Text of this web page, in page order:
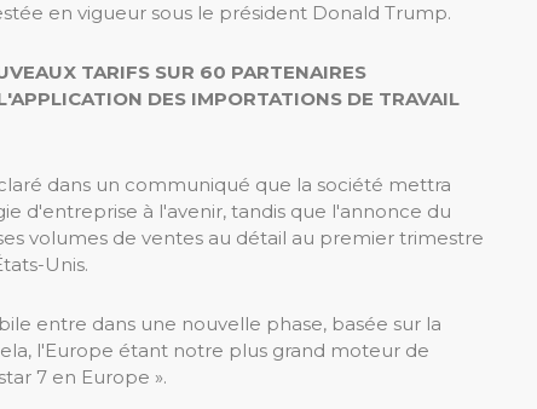
en vigueur sous le président Donald Trump.
TARIFS SUR 60 PARTENAIRES
DES IMPORTATIONS DE TRAVAIL
dans un communiqué que la société mettra
d'entreprise à l'avenir, tandis que l'annonce du
volumes de ventes au détail au premier trimestre
Unis.
entre dans une nouvelle phase, basée sur la
l'Europe étant notre plus grand moteur de
7 en Europe ».